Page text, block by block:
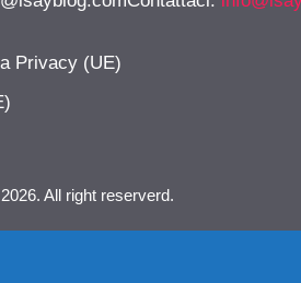
Privacy (UE)
All right reserverd.